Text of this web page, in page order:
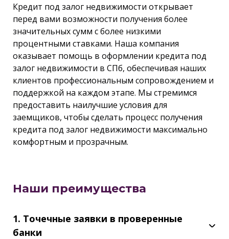
Кредит под залог недвижимости открывает
перед вами возможности получения более
значительных сумм с более низкими
процентными ставками. Наша компания
оказывает помощь в оформлении кредита под
залог недвижимости в СПб, обеспечивая наших
клиентов профессиональным сопровождением и
поддержкой на каждом этапе. Мы стремимся
предоставить наилучшие условия для
заемщиков, чтобы сделать процесс получения
кредита под залог недвижимости максимально
комфортным и прозрачным.
Наши преимущества
1. Точечные заявки в проверенные
банки